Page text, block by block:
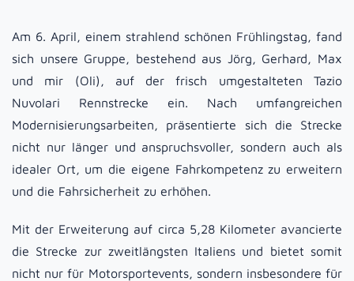
Am 6. April, einem strahlend schönen Frühlingstag, fand
sich unsere Gruppe, bestehend aus Jörg, Gerhard, Max
und mir (Oli), auf der frisch umgestalteten Tazio
Nuvolari Rennstrecke ein. Nach umfangreichen
Modernisierungsarbeiten, präsentierte sich die Strecke
nicht nur länger und anspruchsvoller, sondern auch als
idealer Ort, um die eigene Fahrkompetenz zu erweitern
und die Fahrsicherheit zu erhöhen.
Mit der Erweiterung auf circa 5,28 Kilometer avancierte
die Strecke zur zweitlängsten Italiens und bietet somit
nicht nur für Motorsportevents, sondern insbesondere für